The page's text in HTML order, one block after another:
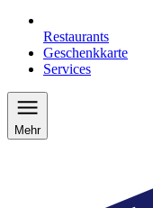
Restaurants
Geschenkkarte
Services
Mehr